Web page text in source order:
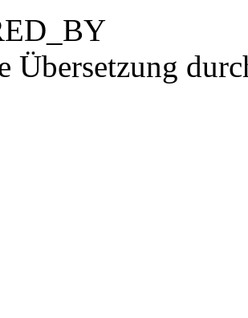
Übersetzung